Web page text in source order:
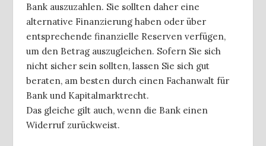
Bank auszuzahlen. Sie sollten daher eine
alternative Finanzierung haben oder über
entsprechende finanzielle Reserven verfügen,
um den Betrag auszugleichen. Sofern Sie sich
nicht sicher sein sollten, lassen Sie sich gut
beraten, am besten durch einen Fachanwalt für
Bank und Kapitalmarktrecht.
Das gleiche gilt auch, wenn die Bank einen
Widerruf zurückweist.